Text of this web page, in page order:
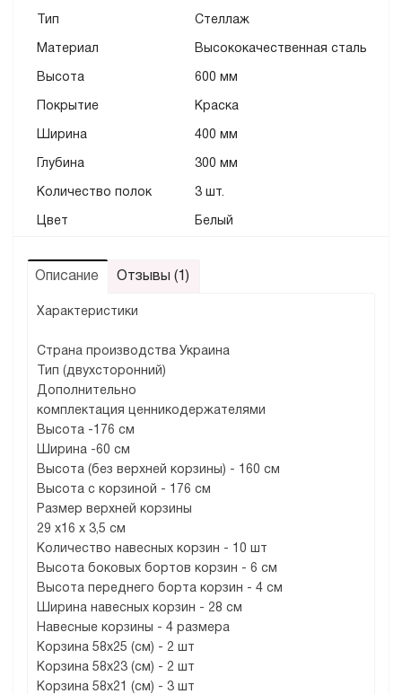
Тип Стеллаж
Материал Высококачественная сталь
Высота 600 мм
Покрытие Краска
Ширинa 400 мм
Глубина 300 мм
Количество полок 3 шт.
Цвет Белый
Описание Отзывы (1)
Характеристики
Страна производства Украина
Тип (двухсторонний)
Дополнительно
комплектация ценникодержателями
Высота -176 см
Ширина -60 см
Высота (без верхней корзины) - 160 см
Высота с корзиной - 176 см
Размер верхней корзины
29 х16 х 3,5 см
Количество навесных корзин - 10 шт
Высота боковых бортов корзин - 6 см
Высота переднего борта корзин - 4 см
Ширина навесных корзин - 28 см
Навесные корзины - 4 размера
Корзина 58х25 (см) - 2 шт
Корзина 58х23 (см) - 2 шт
Корзина 58х21 (см) - 3 шт